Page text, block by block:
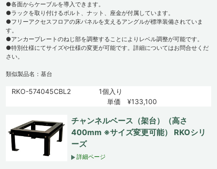
●各面からケーブルを導入できます。
●ラックを取り付けるボルト、ナット、座金が付属しています。
●フリーアクセスフロアの床パネルを支えるアングルが標準装備されていま
す。
●アンカープレートのねじ部を調整することによりレベル調整が可能です。
●特別仕様にてサイズや仕様の変更が可能です。詳細についてはお問合せくだ
さい。
類似製品名：基台
RKO-574045CBL2
1個入り
単価 ¥133,100
チャンネルベース（架台）（高さ
400mm ※サイズ変更可能） RKOシリ
ーズ
詳細ページ